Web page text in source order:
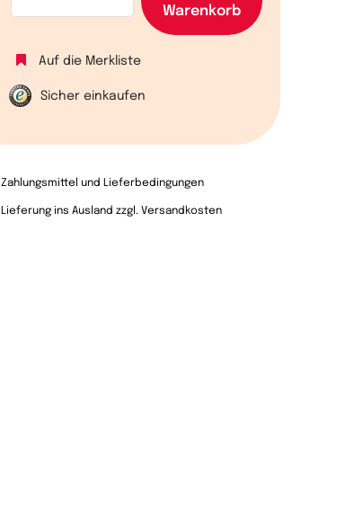
Warenkorb
Auf die Merkliste
Sicher einkaufen
Zahlungsmittel und Lieferbedingungen
Lieferung ins Ausland zzgl. Versandkosten